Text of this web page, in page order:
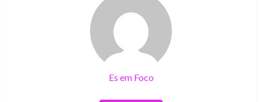
Es em Foco